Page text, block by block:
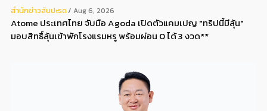
สํานักข่าวสับปะรด Aug 6, 2026
Atome ประเทศไทย จับมือ Agoda เปิดตัวแคมเปญ "ทริปนี้มีลุ้น"
มอบสิทธิ์ลุ้นเข้าพักโรงแรมหรู พร้อมผ่อน 0 ได้ 3 งวด**